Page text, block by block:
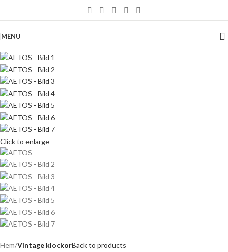
MENU
Click to enlarge
Hem Vintage klockorBack to products